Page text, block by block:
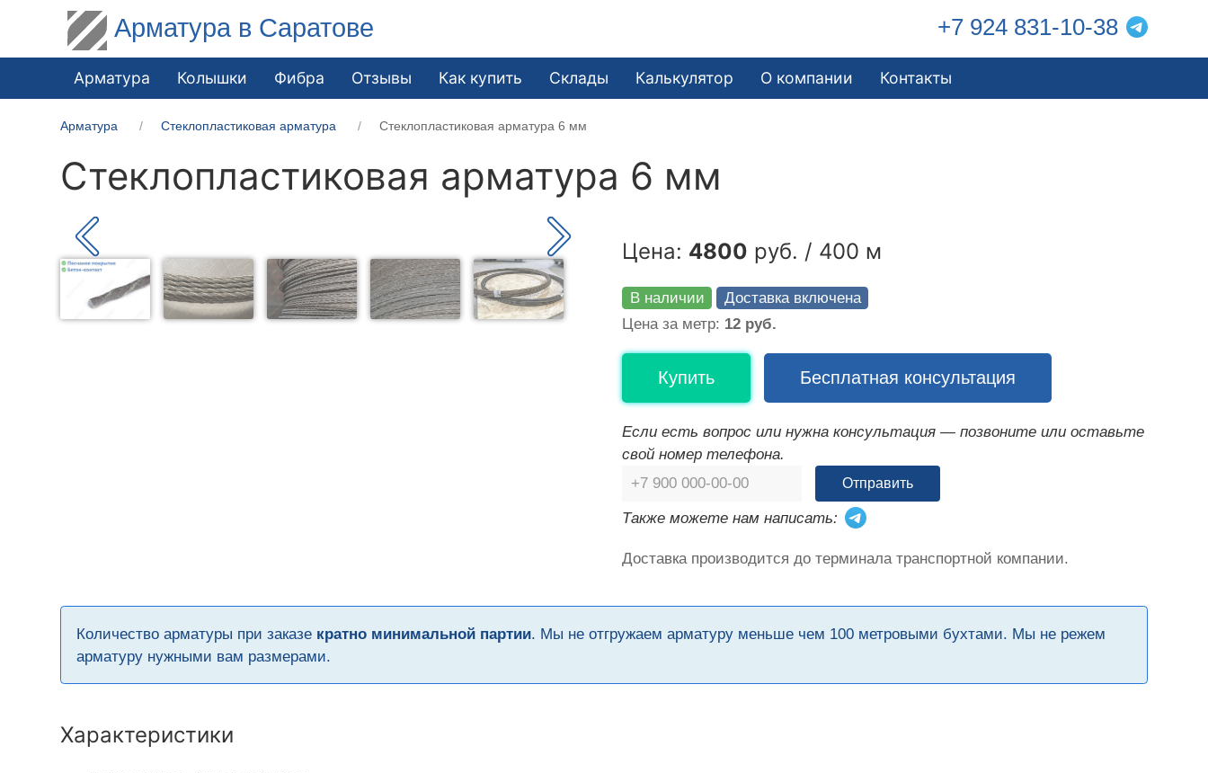
Арматура в Саратове +7 924 831-10-38
Арматура Колышки Фибра Отзывы Как купить Склады Калькулятор О компании Контакты
Арматура Стеклопластиковая арматура Стеклопластиковая арматура 6 мм
Стеклопластиковая арматура 6 мм
Цена: 4800 руб. / 400 м
В наличии
Доставка включена
Цена за метр: 12 руб.
Купить Бесплатная консультация
Если есть вопрос или нужна консультация — позвоните или оставьте
свой номер телефона.
Отправить
Также можете нам написать:
Доставка производится до терминала транспортной компании.
Количество арматуры при заказе кратно минимальной партии. Мы не отгружаем арматуру меньше чем 100 метровыми бухтами. Мы не режем
арматуру нужными вам размерами.
Характеристики